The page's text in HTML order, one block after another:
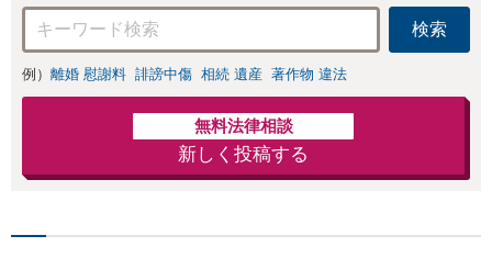
検索
例） 離婚 慰謝料 誹謗中傷 相続 遺産 著作物 違法
無料法律相談
新しく投稿する